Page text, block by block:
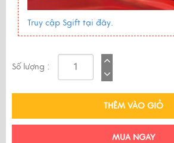
Truy cập Sgift tại đây.
Số lượng :
THÊM VÀO GIỎ
MUA NGAY